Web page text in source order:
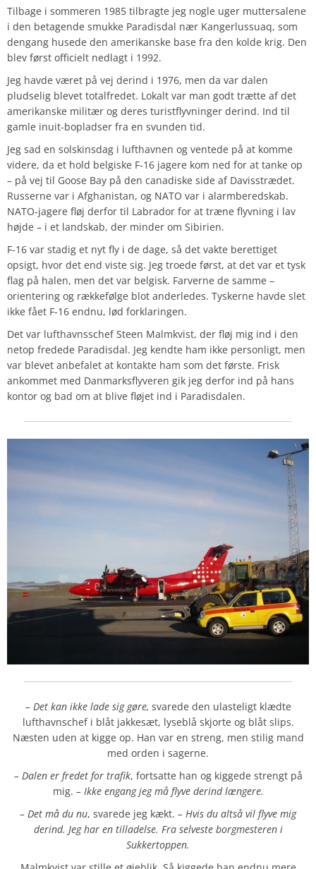
Tilbage i sommeren 1985 tilbragte jeg nogle uger muttersalene
i den betagende smukke Paradisdal nær Kangerlussuaq, som
dengang husede den amerikanske base fra den kolde krig. Den
blev først officielt nedlagt i 1992.
Jeg havde været på vej derind i 1976, men da var dalen
pludselig blevet totalfredet. Lokalt var man godt trætte af det
amerikanske militær og deres turistflyvninger derind. Ind til
gamle inuit-bopladser fra en svunden tid.
Jeg sad en solskinsdag i lufthavnen og ventede på at komme
videre, da et hold belgiske F-16 jagere kom ned for at tanke op
– på vej til Goose Bay på den canadiske side af Davisstrædet.
Russerne var i Afghanistan, og NATO var i alarmberedskab.
NATO-jagere fløj derfor til Labrador for at træne flyvning i lav
højde – i et landskab, der minder om Sibirien.
F-16 var stadig et nyt fly i de dage, så det vakte berettiget
opsigt, hvor det end viste sig. Jeg troede først, at det var et tysk
flag på halen, men det var belgisk. Farverne de samme –
orientering og rækkefølge blot anderledes. Tyskerne havde slet
ikke fået F-16 endnu, lød forklaringen.
Det var lufthavnsschef Steen Malmkvist, der fløj mig ind i den
netop fredede Paradisdal. Jeg kendte ham ikke personligt, men
var blevet anbefalet at kontakte ham som det første. Frisk
ankommet med Danmarksflyveren gik jeg derfor ind på hans
kontor og bad om at blive fløjet ind i Paradisdalen.
– Det kan ikke lade sig gøre, svarede den ulasteligt klædte
lufthavnschef i blåt jakkesæt, lyseblå skjorte og blåt slips.
Næsten uden at kigge op. Han var en streng, men stilig mand
med orden i sagerne.
– Dalen er fredet for trafik, fortsatte han og kiggede strengt på
mig. – Ikke engang jeg må flyve derind længere.
– Det må du nu, svarede jeg kækt. – Hvis du altså vil flyve mig
derind. Jeg har en tilladelse. Fra selveste borgmesteren i
Sukkertoppen.